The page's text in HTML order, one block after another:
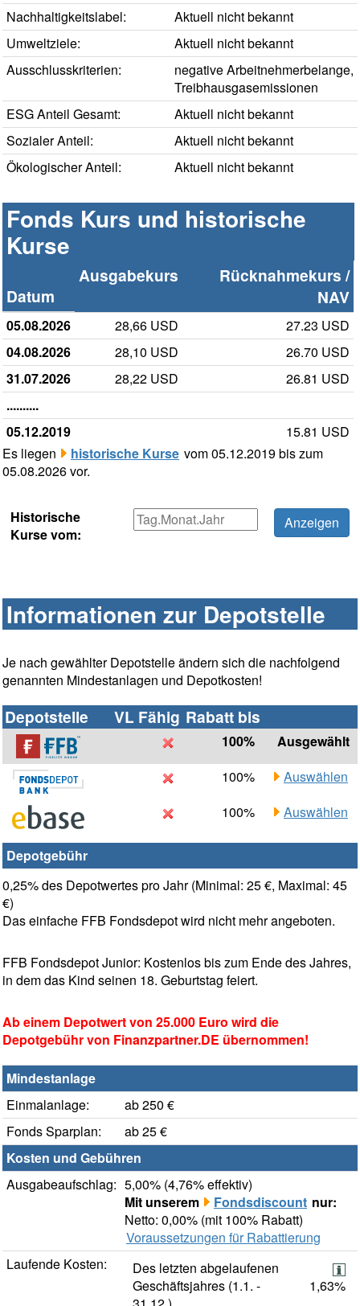
Nachhaltigkeitslabel:
Aktuell nicht bekannt
Umweltziele:
Aktuell nicht bekannt
Ausschlusskriterien:
negative Arbeitnehmerbelange,
Treibhausgasemissionen
ESG Anteil Gesamt:
Aktuell nicht bekannt
Sozialer Anteil:
Aktuell nicht bekannt
Ökologischer Anteil:
Aktuell nicht bekannt
Fonds Kurs und historische
Kurse
Datum
Ausgabekurs
Rücknahmekurs /
NAV
05.08.2026 28,66 USD
27.23 USD
04.08.2026
28,10 USD
26.70 USD
31.07.2026
28,22 USD
26.81 USD
..........
05.12.2019
15.81 USD
Es liegen
historische Kurse vom 05.12.2019 bis zum
05.08.2026 vor.
Historische
Kurse vom:
Informationen zur Depotstelle
Je nach gewählter Depotstelle ändern sich die nachfolgend
genannten Mindestanlagen und Depotkosten!
Depotstelle VL Fähig Rabatt bis
100%
Ausgewählt
100%
Auswählen
100%
Auswählen
Depotgebühr
0,25% des Depotwertes pro Jahr (Minimal: 25 €, Maximal: 45
€)
Das einfache FFB Fondsdepot wird nicht mehr angeboten.
FFB Fondsdepot Junior: Kostenlos bis zum Ende des Jahres,
in dem das Kind seinen 18. Geburtstag feiert.
Ab einem Depotwert von 25.000 Euro wird die
Depotgebühr von Finanzpartner.DE übernommen!
Mindestanlage
Einmalanlage:
ab 250 €
Fonds Sparplan:
ab 25 €
Kosten und Gebühren
Ausgabeaufschlag: 5,00% (4,76% effektiv)
Mit unserem
Fondsdiscount nur:
Netto: 0,00% (mit 100% Rabatt)
Voraussetzungen für Rabattierung
Laufende Kosten:
Des letzten abgelaufenen
Geschäftsjahres (1.1. -
1,63%